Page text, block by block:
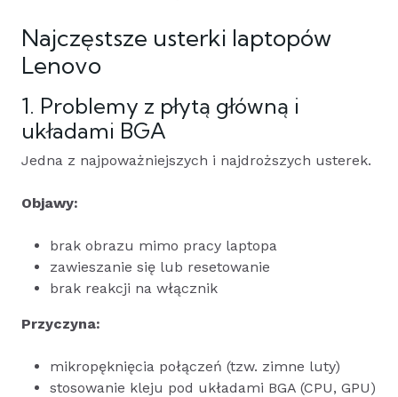
Najczęstsze usterki laptopów
Lenovo
1. Problemy z płytą główną i
układami BGA
Jedna z najpoważniejszych i najdroższych usterek.
Objawy:
brak obrazu mimo pracy laptopa
zawieszanie się lub resetowanie
brak reakcji na włącznik
Przyczyna:
mikropęknięcia połączeń (tzw. zimne luty)
stosowanie kleju pod układami BGA (CPU, GPU)